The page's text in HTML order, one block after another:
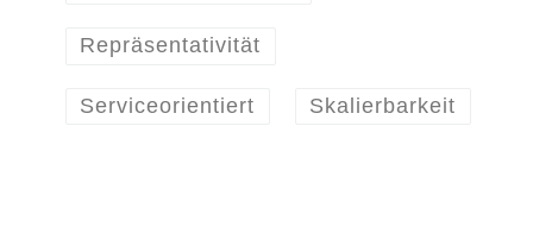
Repräsentativität
Serviceorientiert Skalierbarkeit